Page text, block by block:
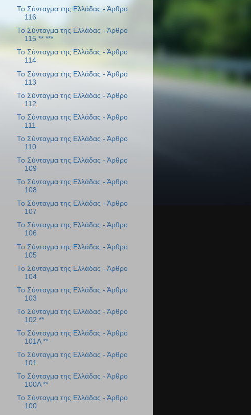
Το Σύνταγμα της Ελλάδας - Άρθρο
116
Το Σύνταγμα της Ελλάδας - Άρθρο
115 ** ***
Το Σύνταγμα της Ελλάδας - Άρθρο
114
Το Σύνταγμα της Ελλάδας - Άρθρο
113
Το Σύνταγμα της Ελλάδας - Άρθρο
112
Το Σύνταγμα της Ελλάδας - Άρθρο
111
Το Σύνταγμα της Ελλάδας - Άρθρο
110
Το Σύνταγμα της Ελλάδας - Άρθρο
109
Το Σύνταγμα της Ελλάδας - Άρθρο
108
Το Σύνταγμα της Ελλάδας - Άρθρο
107
Το Σύνταγμα της Ελλάδας - Άρθρο
106
Το Σύνταγμα της Ελλάδας - Άρθρο
105
Το Σύνταγμα της Ελλάδας - Άρθρο
104
Το Σύνταγμα της Ελλάδας - Άρθρο
103
Το Σύνταγμα της Ελλάδας - Άρθρο
102 **
Το Σύνταγμα της Ελλάδας - Άρθρο
101Α **
Το Σύνταγμα της Ελλάδας - Άρθρο
101
Το Σύνταγμα της Ελλάδας - Άρθρο
100Α **
Το Σύνταγμα της Ελλάδας - Άρθρο
100